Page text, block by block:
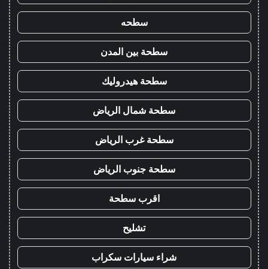
سطحه
سطحة بين المدن
سطحة هيدروليك
سطحة شمال الرياض
سطحة غرب الرياض
سطحة جنوب الرياض
اقرب سطحة
تشليح
شراء سيارات سكراب